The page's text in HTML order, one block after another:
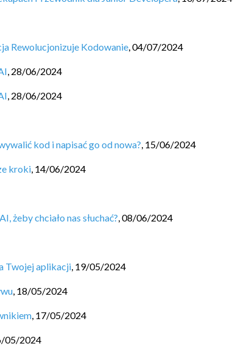
Rewolucjonizuje Kodowanie,04/07/2024
, 28/06/2024
, 28/06/2024
kod i napisać go od nowa?, 15/06/2024
kroki, 14/06/2024
żeby chciało nas słuchać?,08/06/2024
Twojej aplikacji, 19/05/2024
, 18/05/2024
, 17/05/2024
05/2024